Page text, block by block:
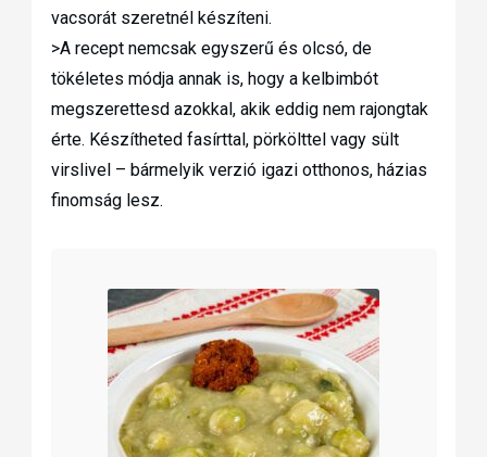
vacsorát szeretnél készíteni.
>A recept nemcsak egyszerű és olcsó, de
tökéletes módja annak is, hogy a kelbimbót
megszerettesd azokkal, akik eddig nem rajongtak
érte. Készítheted fasírttal, pörkölttel vagy sült
virslivel – bármelyik verzió igazi otthonos, házias
finomság lesz.